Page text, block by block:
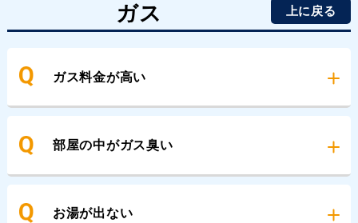
ガス 上に戻る
ガス料金が高い
部屋の中がガス臭い
お湯が出ない